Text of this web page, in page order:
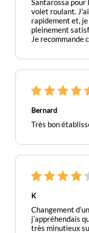
Santarossa pour
volet roulant.
rapidement et,
pleinement
Je recommande
Bernard
Très bon
K
Changement
j’appréhendais
très minutieux